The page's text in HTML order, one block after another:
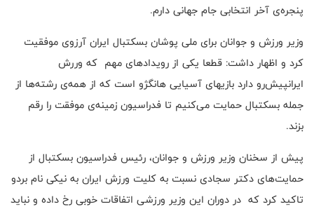
پنجره‌ی آخر انتخابی جام جهانی دارم.
وزیر ورزش و جوانان برای ملی پوشان بسکتبال ایران آرزوی موفقیت
کرد و اظهار داشت: قطعا یکی از رویدادهای مهم که وررش
ایرانپیش‌رو دارد بازیهای آسیایی هانگژو است که از همه‌ی رشته‌ها از
جمله بسکتبال حمایت می‌کنیم تا فدراسیون زمینه‌ی موفقت را رقم
بزند.
پیش از سخنان وزیر ورزش و جوانان، رئیس فدراسیون بسکتبال از
حمایت‌های دکتر سجادی نسبت به کلیت ورزش ایران به نیکی نام بردو
تاکید کرد که در دوران این وزیر ورزشی اتفاقات خوبی رخ داده و نباید